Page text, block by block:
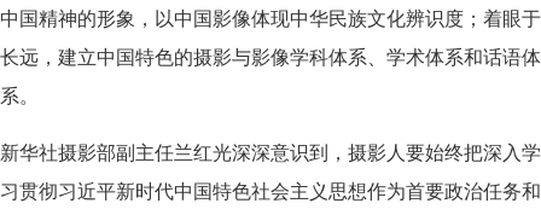
中国精神的形象，以中国影像体现中华民族文化辨识度；着眼于
长远，建立中国特色的摄影与影像学科体系、学术体系和话语体
系。
新华社摄影部副主任兰红光深深意识到，摄影人要始终把深入学
习贯彻习近平新时代中国特色社会主义思想作为首要政治任务和